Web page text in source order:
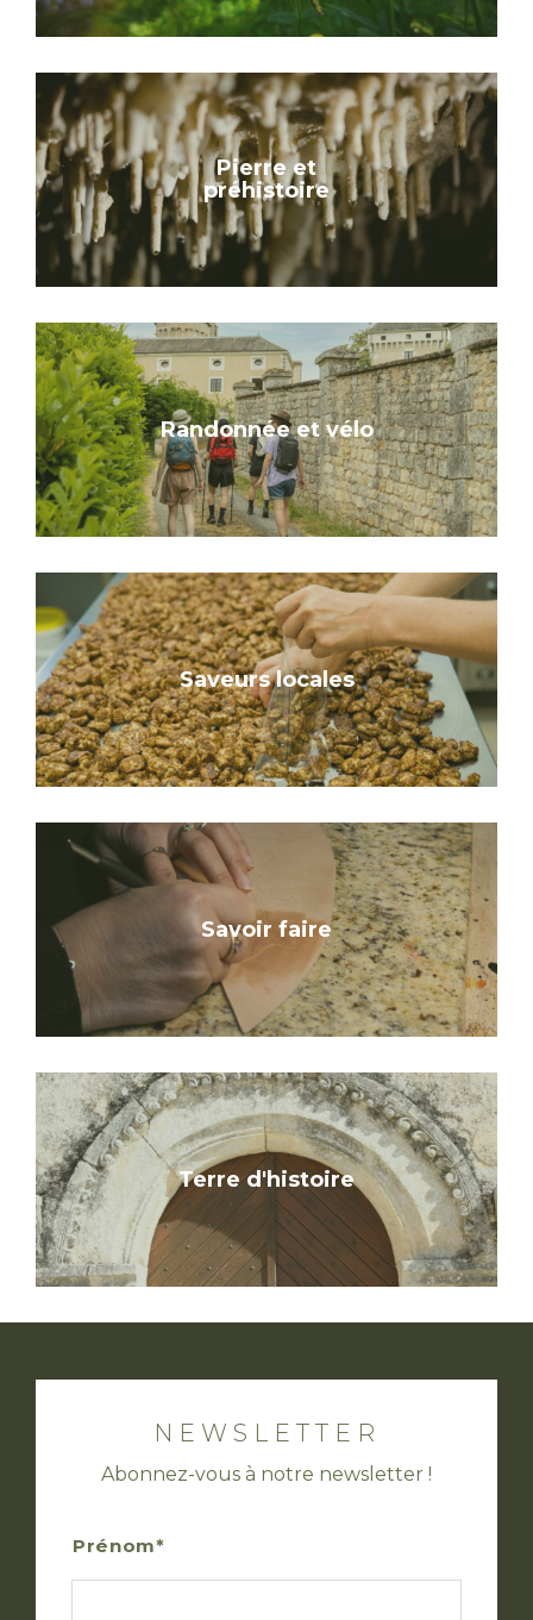
Pierre et
préhistoire
Randonnée et vélo
Saveurs locales
Savoir faire
Terre d'histoire
NEWSLETTER
Abonnez-vous à notre newsletter !
Prénom